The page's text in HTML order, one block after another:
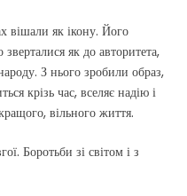
вішали як ікону. Його
як до авторитета,
З нього зробили образ,
крізь час, вселяє надію і
вільного життя.
Боротьби зі світом і з